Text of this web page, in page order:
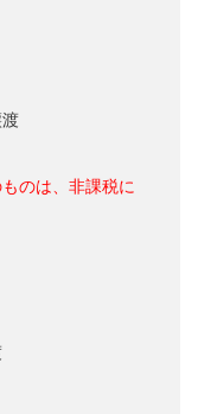
のは、非課税に